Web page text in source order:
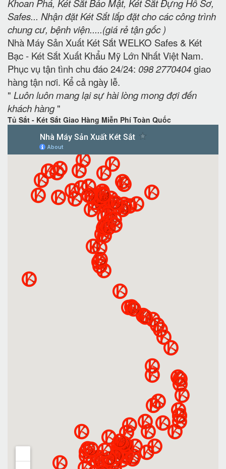
Khoan Phá, Két Sắt Bảo Mật, Két Sắt Đựng Hồ Sơ,
Safes... Nhận đặt Két Sắt lắp đặt cho các công trình
chung cư, bệnh viện.....(giá rẻ tận gốc )
Nhà Máy Sản Xuất Két Sắt WELKO Safes & Két
Bạc - Két Sắt Xuất Khẩu Mỹ Lớn Nhất Việt Nam.
Phục vụ tận tình chu đáo 24/24: 098 2770404giao
hàng tận nơi. Kể cả ngày lễ.
" Luôn luôn mang lại sự hài lòng mong đợi đến
khách hàng"
Tủ Sắt - Két Sắt Giao Hàng Miễn Phí Toàn Quốc